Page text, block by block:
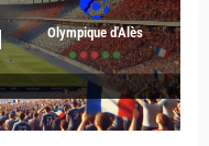
Olympique d'Alès